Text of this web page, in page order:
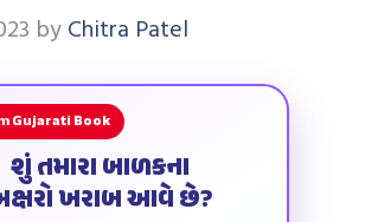
by Chitra Patel
Gujarati Book
શું તમારા બાળકના
ખરાબ આવે છે?